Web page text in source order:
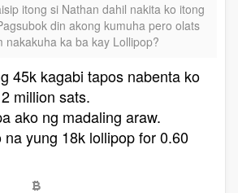
itong si Nathan dahil nakita ko itong
din akong kumuha pero olats
nakakuha ka ba kay Lollipop?
45k kagabi tapos nabenta ko
million sats.
ako ng madaling araw.
na yung 18k lollipop for 0.60